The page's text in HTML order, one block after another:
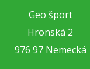
Geo šport
Hronská 2
976 97 Nemecká